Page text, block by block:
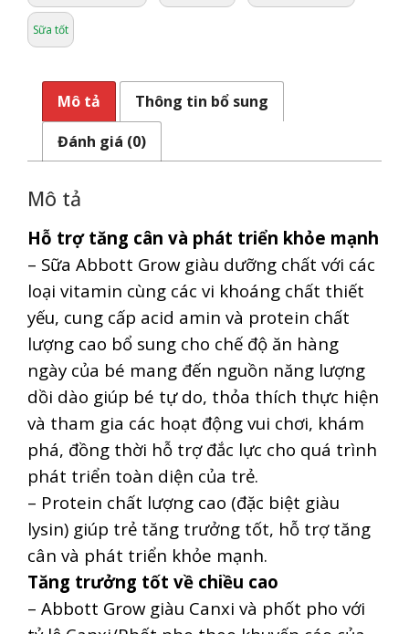
Sữa tốt
Mô tả
Thông tin bổ sung
Đánh giá (0)
Mô tả
Hỗ trợ tăng cân và phát triển khỏe mạnh
– Sữa Abbott Grow giàu dưỡng chất với các
loại vitamin cùng các vi khoáng chất thiết
yếu, cung cấp acid amin và protein chất
lượng cao bổ sung cho chế độ ăn hàng
ngày của bé mang đến nguồn năng lượng
dồi dào giúp bé tự do, thỏa thích thực hiện
và tham gia các hoạt động vui chơi, khám
phá, đồng thời hỗ trợ đắc lực cho quá trình
phát triển toàn diện của trẻ.
– Protein chất lượng cao (đặc biệt giàu
lysin) giúp trẻ tăng trưởng tốt, hỗ trợ tăng
cân và phát triển khỏe mạnh.
Tăng trưởng tốt về chiều cao
– Abbott Grow giàu Canxi và phốt pho với